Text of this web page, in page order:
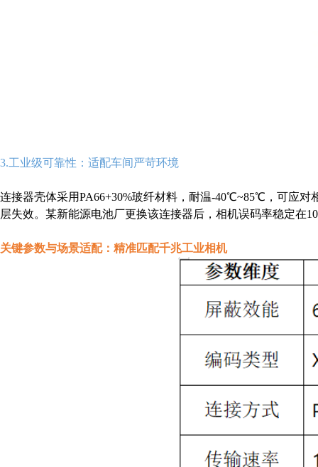
3.工业级可靠性：适配车间严苛环境
连接器壳体采用PA66+30%玻纤材料，耐温-40℃~85℃，可应对
层失效。某新能源电池厂更换该连接器后，相机误码率稳定在
关键参数与场景适配：精准匹配千兆工业相机